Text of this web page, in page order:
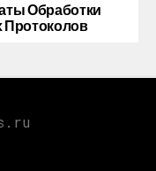
Обработки
Протоколов